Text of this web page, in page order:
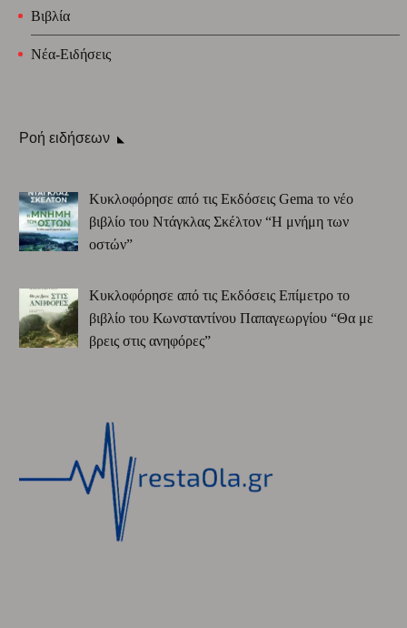
Βιβλία
Νέα-Ειδήσεις
Ροή ειδήσεων
Κυκλοφόρησε από τις Εκδόσεις Gema το νέο
βιβλίο του Ντάγκλας Σκέλτον “Η μνήμη των
οστών”
Κυκλοφόρησε από τις Εκδόσεις Επίμετρο το
βιβλίο του Κωνσταντίνου Παπαγεωργίου “Θα με
βρεις στις ανηφόρες”